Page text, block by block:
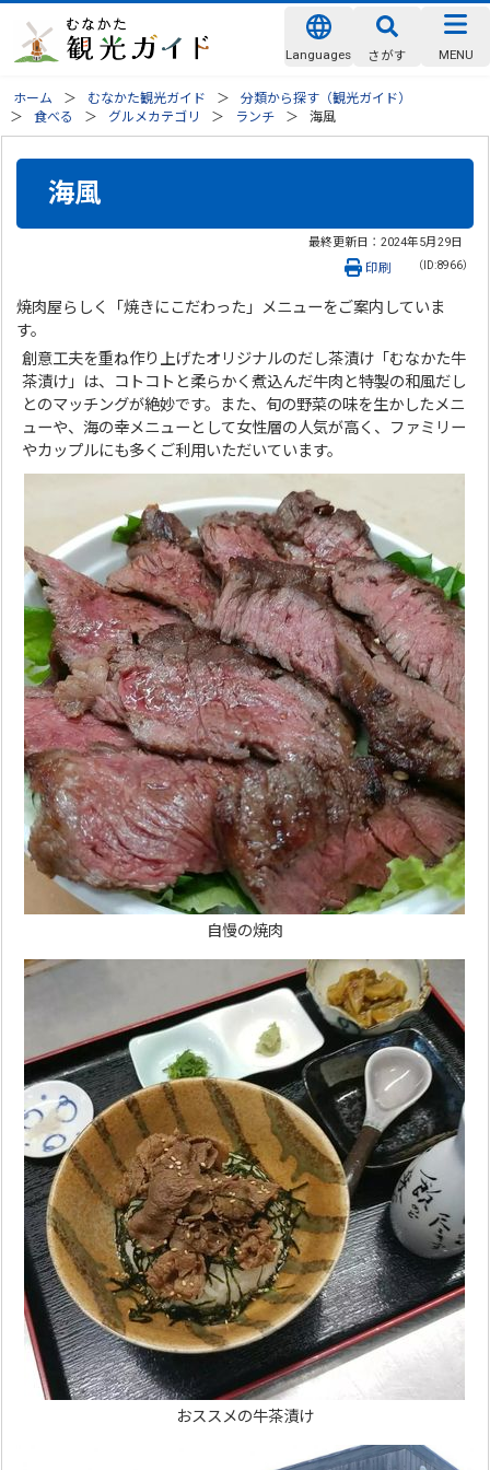
Languages さがす MENU
ホーム むなかた観光ガイド
分類から探す（観光ガイド）
食べる
グルメカテゴリ ランチ 海風
海風
最終更新日： 2024年5月29日
（ID:8966）
印刷
焼肉屋らしく「焼きにこだわった」メニューをご案内していま
す。
創意工夫を重ね作り上げたオリジナルのだし茶漬け「むなかた牛
茶漬け」は、コトコトと柔らかく煮込んだ牛肉と特製の和風だし
とのマッチングが絶妙です。また、旬の野菜の味を生かしたメニ
ューや、海の幸メニューとして女性層の人気が高く、ファミリー
やカップルにも多くご利用いただいています。
自慢の焼肉
おススメの牛茶漬け